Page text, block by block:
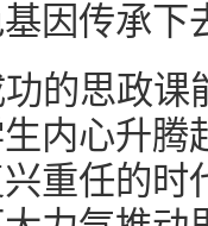
因传承下
的思政课
内心升腾
重任的时